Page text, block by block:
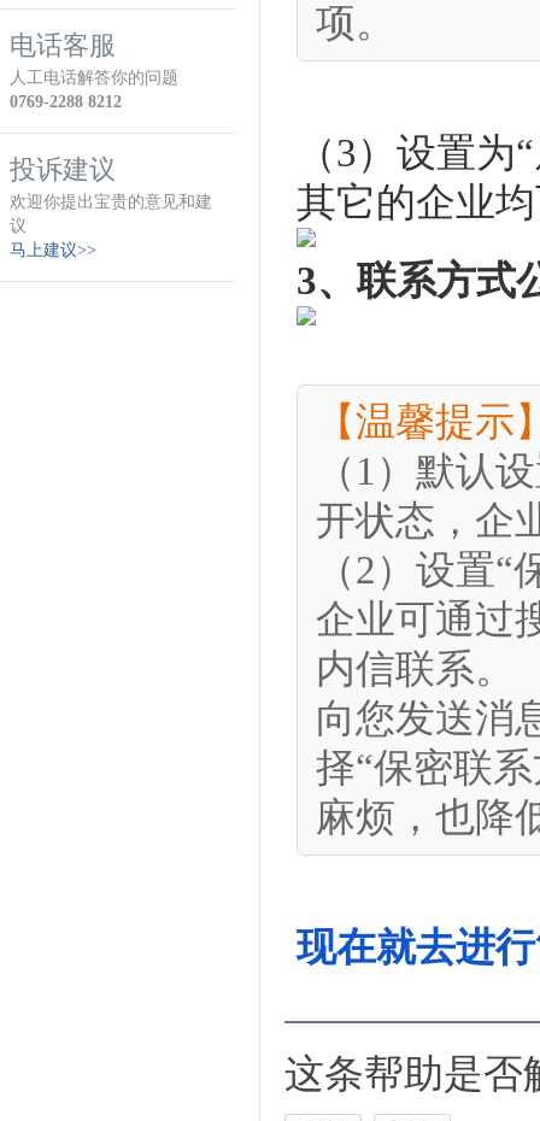
电话客服
人工电话解答你的问题
0769-2288 8212
投诉建议
欢迎你提出宝贵的意见和建
议
马上建议>>
项。
（3）设置
其它的企业
3、联系方式
【温馨提示
（1）默认
开状态，企
（2）设置
企业可通过
内信联系。
向您发送消
择“保密联
麻烦，也降
现在就去进
这条帮助是否